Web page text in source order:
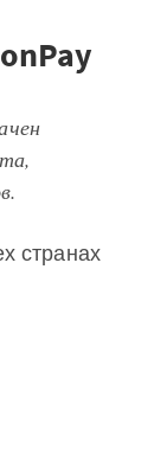
странах